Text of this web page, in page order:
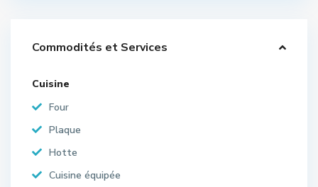
Commodités et Services
Cuisine
Four
Plaque
Hotte
Cuisine équipée